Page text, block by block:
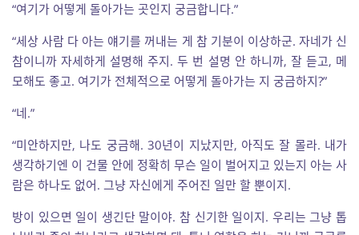
“여기가 어떻게 돌아가는 곳인지 궁금합니다.”
“세상 사람 다 아는 얘기를 꺼내는 게 참 기분이 이상하군. 자네가 신
참이니까 자세하게 설명해 주지. 두 번 설명 안 하니까, 잘 듣고, 메
모해도 좋고. 여기가 전체적으로 어떻게 돌아가는 지 궁금하지?”
“네.”
“미안하지만, 나도 궁금해. 30년이 지났지만, 아직도 잘 몰라. 내가
생각하기엔 이 건물 안에 정확히 무슨 일이 벌어지고 있는지 아는 사
람은 하나도 없어. 그냥 자신에게 주어진 일만 할 뿐이지.
방이 있으면 일이 생긴단 말이야. 참 신기한 일이지. 우리는 그냥 톱